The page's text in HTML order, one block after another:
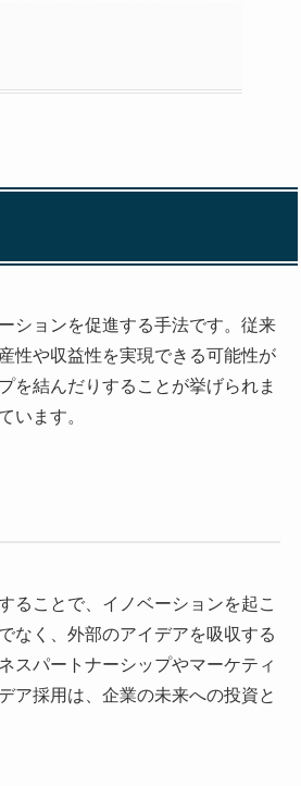
ションを促進する手法です。従来
性や収益性を実現できる可能性が
を結んだりすることが挙げられま
います。
ることで、イノベーションを起こ
なく、外部のアイデアを吸収する
スパートナーシップやマーケティ
ア採用は、企業の未来への投資と